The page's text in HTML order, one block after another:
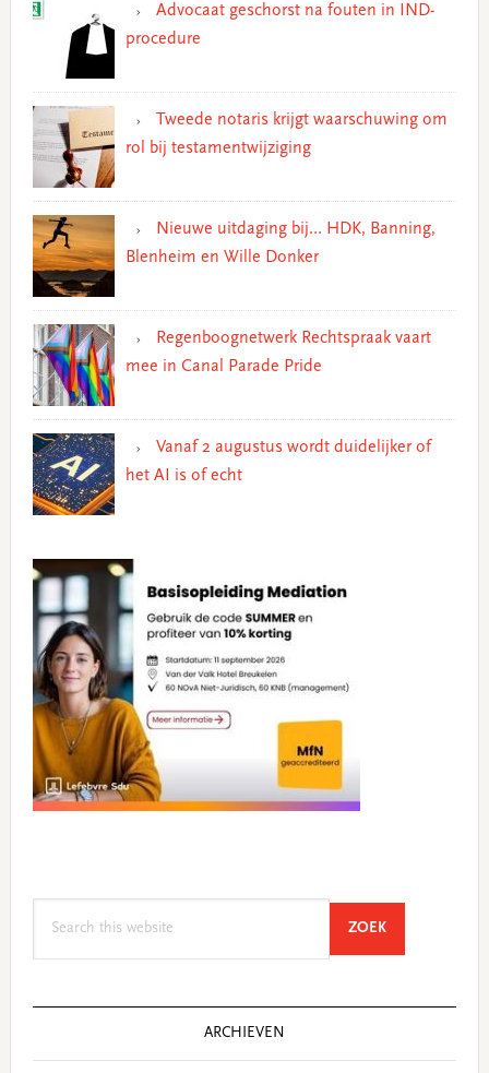
Advocaat geschorst na fouten in IND-
procedure
Tweede notaris krijgt waarschuwing om
rol bij testamentwijziging
Nieuwe uitdaging bij… HDK, Banning,
Blenheim en Wille Donker
Regenboognetwerk Rechtspraak vaart
mee in Canal Parade Pride
Vanaf 2 augustus wordt duidelijker of
het AI is of echt
ZOEKSEARCH
ARCHIEVEN